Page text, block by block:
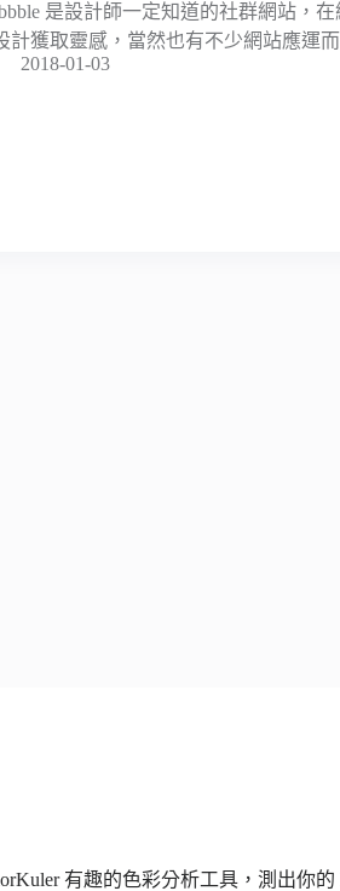
是設計師一定知道的社群網站，
計獲取靈感，當然也有不少網站應運
2018-01-03
有趣的色彩分析工具，測出你的